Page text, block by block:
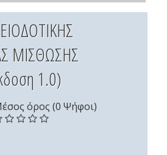
ΜΙΣΘΩΣΗΣ
1.0)
όρος (0 Ψήφοι)